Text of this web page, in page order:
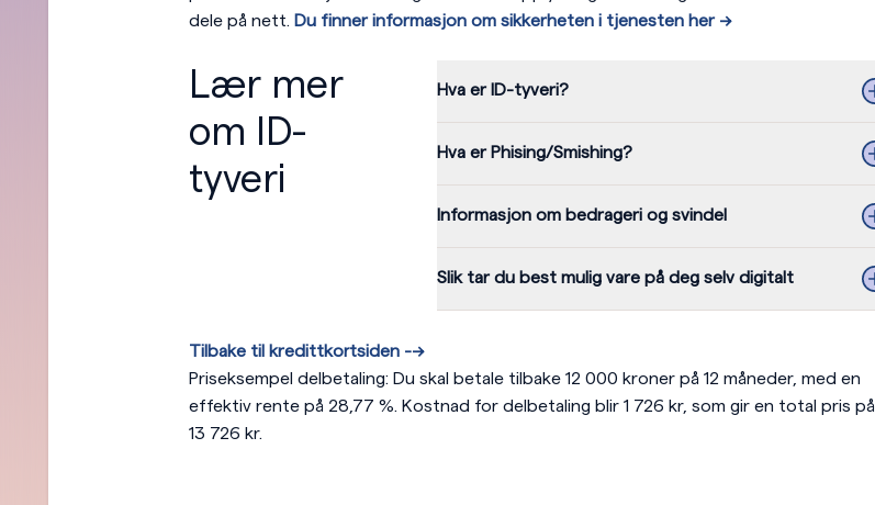
dele på nett. Du finner informasjon om sikkerheten i tjenesten her -->
Lær mer
om ID-
tyveri
Hva er ID-tyveri?
Hva er Phising/Smishing?
Informasjon om bedrageri og svindel
Slik tar du best mulig vare på deg selv digitalt
Tilbake til kredittkortsiden --->
Priseksempel delbetaling: Du skal betale tilbake 12 000 kroner på 12 måneder, med en
effektiv rente på 28,77 %. Kostnad for delbetaling blir 1 726 kr, som gir en total pris på
13 726 kr.